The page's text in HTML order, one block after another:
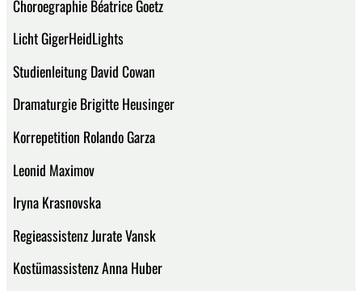
Choroegraphie Béatrice Goetz
Licht GigerHeidLights
Studienleitung David Cowan
Dramaturgie Brigitte Heusinger
Korrepetition Rolando Garza
Leonid Maximov
Iryna Krasnovska
Regieassistenz Jurate Vansk
Kostümassistenz Anna Huber